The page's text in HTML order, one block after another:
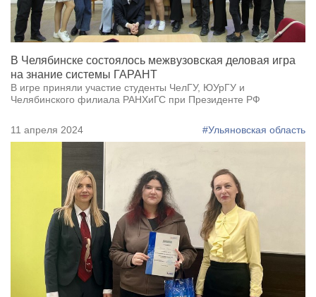
В Челябинске состоялось межвузовская деловая игра
на знание системы ГАРАНТ
В игре приняли участие студенты ЧелГУ, ЮУрГУ и
Челябинского филиала РАНХиГС при Президенте РФ
11 апреля 2024 #Ульяновская область